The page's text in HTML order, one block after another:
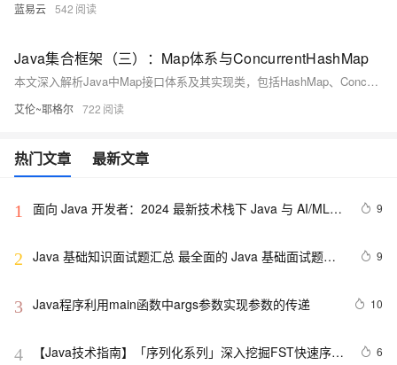
蓝易云 542
Java集合框架（三）：Map体系与ConcurrentHashMap
本文深入解析Java中Map接口体系及其实现类，包括HashMap、ConcurrentHashMap等的工作原理与线程安全机制。内容涵盖哈希冲突解决、扩容策略、并发优化，以及不同Map实现的适用场景，助你掌握高并发编程核心技巧。
艾伦~耶格尔 722
热门文章 最新文章
1
面向 Java 开发者：2024 最新技术栈下 Java 与 AI/ML
9
2 Java 基础知识面试题汇总 最全面的 Java 基础面试题整
9
3 Java程序利用main函数中args参数实现参数的传递 10
4
【Java技术指南】「序列化系列」深入挖掘FST快速序列
6